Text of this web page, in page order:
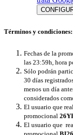
Términos y condiciones:
Fechas de la
las 23:59h, hora
Sólo podrán
30 días
menos un día
considerados
El usuario que
promocional
El usuario que